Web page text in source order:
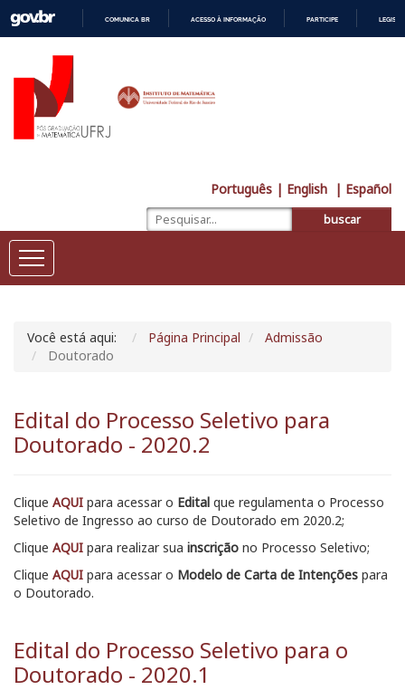
COMUNICA BR ACESSO À INFORMAÇÃO PARTICIPE
Português | English | Español
buscar
Você está aqui: Página Principal
Admissão
Doutorado
Edital do Processo Seletivo para
Doutorado - 2020.2
Clique AQUI para acessar o Edital que regulamenta o Processo
Seletivo de Ingresso ao curso de Doutorado em 2020.2;
Clique AQUI para realizar sua inscrição no Processo Seletivo;
Clique AQUI para acessar o Modelo de Carta de Intenções para
o Doutorado.
Edital do Processo Seletivo para o
Doutorado - 2020.1